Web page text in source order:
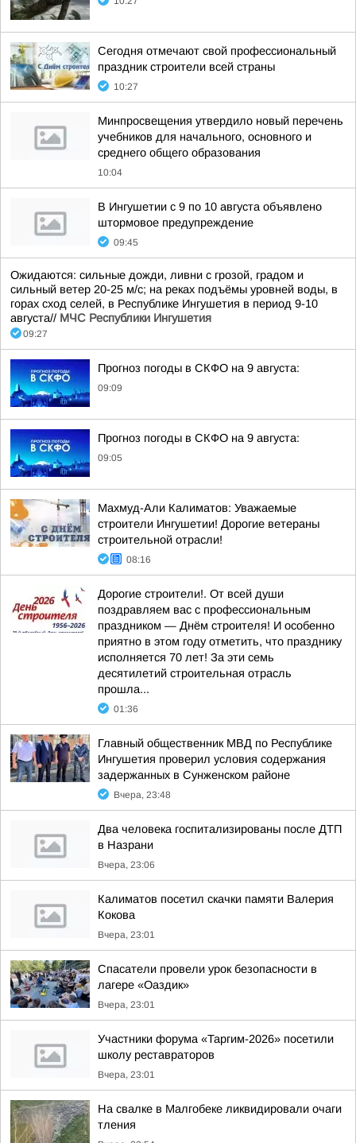
Сегодня отмечают свой профессиональный
праздник строители всей страны
10:27
Минпросвещения утвердило новый перечень
учебников для начального, основного и
среднего общего образования
10:04
В Ингушетии с 9 по 10 августа объявлено
штормовое предупреждение
09:45
Ожидаются: сильные дожди, ливни с грозой, градом и
сильный ветер 20-25 м/с; на реках подъёмы уровней воды, в
горах сход селей, в Республике Ингушетия в период 9-10
августа// МЧС Республики Ингушетия
09:27
Прогноз погоды в СКФО на 9 августа:
09:09
Прогноз погоды в СКФО на 9 августа:
09:05
Махмуд-Али Калиматов: Уважаемые
строители Ингушетии! Дорогие ветераны
строительной отрасли!
08:16
Дорогие строители!. От всей души
поздравляем вас с профессиональным
праздником — Днём строителя! И особенно
приятно в этом году отметить, что празднику
исполняется 70 лет! За эти семь
десятилетий строительная отрасль
прошла...
01:36
Главный общественник МВД по Республике
Ингушетия проверил условия содержания
задержанных в Сунженском районе
Вчера, 23:48
Два человека госпитализированы после ДТП
в Назрани
Вчера, 23:06
Калиматов посетил скачки памяти Валерия
Кокова
Вчера, 23:01
Спасатели провели урок безопасности в
лагере «Оаздик»
Вчера, 23:01
Участники форума «Таргим-2026» посетили
школу реставраторов
Вчера, 23:01
На свалке в Малгобеке ликвидировали очаги
тления